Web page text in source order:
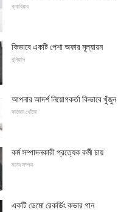
ক্যারিয়ার
কিভাবে একটি পেশা অফার মূল্যায়ন
বুনিয়াদি
আপনার আদর্শ নিয়োগকর্তা কিভাবে খুঁজুন
কাজের খোঁজে
কর্ম সম্পাদনকারী প্রত্যেক কর্মী চায়
মানব সম্পদ
একটি ডেমো রেকর্ডিং কভার গান